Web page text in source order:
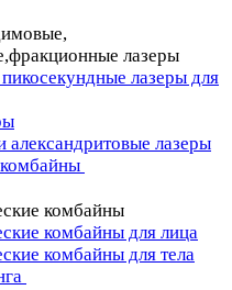
лазеры
лазеры для
лазеры
комбайны
комбайны для лица
комбайны для тела